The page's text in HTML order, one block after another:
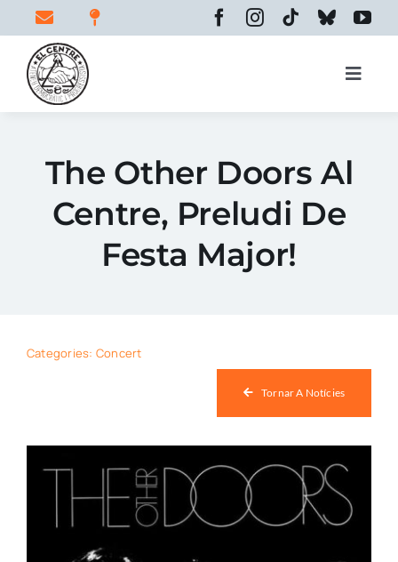
to
content
Toggle
El centre
Activitats
The Other Doors Al
Centre, Preludi De
Festa Major!
Categories: Concert
Tornar A Notícies